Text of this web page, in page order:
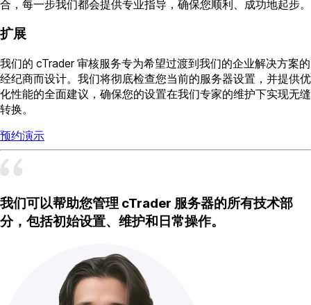
合，每一步我们都会提供专业指导，确保您顺利、成功地起步。
扩展
我们的 cTrader 审核服务专为希望过渡到我们的企业解决方案的
经纪商而设计。我们将彻底检查您当前的服务器设置，并提供优
化性能的全面建议，确保您的设置在我们专家的维护下实现无缝
转换。
预约演示
我们可以帮助您管理 cTrader 服务器的所有技术部
分，包括初始设置、维护和日常操作。